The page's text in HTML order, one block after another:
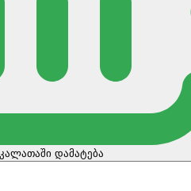
კალათაში დამატება